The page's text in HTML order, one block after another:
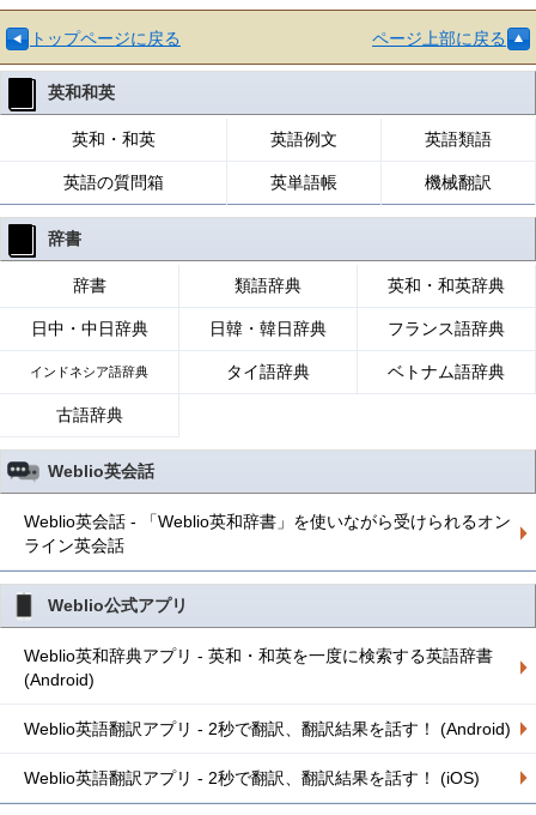
トップページに戻る ページ上部に戻る
英和和英
英和・和英 英語例文 英語類語
英語の質問箱 英単語帳 機械翻訳
辞書
辞書 類語辞典 英和・和英辞典
日中・中日辞典 日韓・韓日辞典 フランス語辞典
インドネシア語辞典 タイ語辞典 ベトナム語辞典
古語辞典
Weblio英会話
Weblio英会話 - 「Weblio英和辞書」を使いながら受けられるオン
ライン英会話
Weblio公式アプリ
Weblio英和辞典アプリ - 英和・和英を一度に検索する英語辞書
(Android)
Weblio英語翻訳アプリ - 2秒で翻訳、翻訳結果を話す！ (Android)
Weblio英語翻訳アプリ - 2秒で翻訳、翻訳結果を話す！ (iOS)